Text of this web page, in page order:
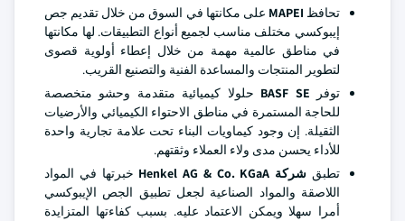
تحافظ MAPEI على مكانتها في السوق من خلال تقديم جص
إيبوكسي مختلف مناسب لجميع أنواع التطبيقات. لها مكانتها
في مناطق عالمية مهمة من خلال إعطاء أولوية قصوى
لتطوير المنتجات والمساعدة الفنية والتصنيع القريب.
توفر BASF SE حلولا كيميائية متقدمة وحشو متخصصة
للحاجة المستمرة في مناطق الاحتواء الكيميائي والأرضيات
الثقيلة. إن وجود كيماويات البناء تحت علامة تجارية واحدة
للأداء يحسن مدى ولاء العملاء وثقتهم.
تطبق شركة Henkel AG & Co. KGaA
خبرتها في المواد
اللاصقة والمواد الصناعية لجعل تطبيق الجص الإيبوكسي
أمرا سهلا ويمكن الاعتماد عليه. بسبب كفاءتها المتزايدة